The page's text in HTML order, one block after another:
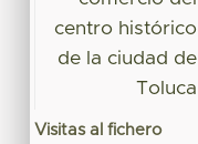
centro histórico
de la ciudad de
Toluca
Visitas al fichero